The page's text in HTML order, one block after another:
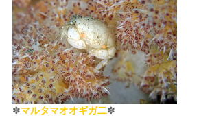
✽マルタマオオギガ二✽